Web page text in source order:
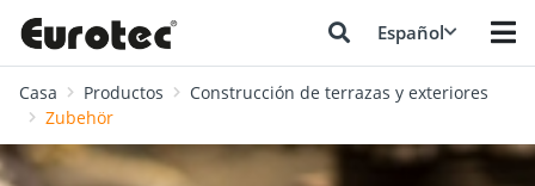
Español
Casa Productos
Construcción de terrazas y exteriores
Zubehör